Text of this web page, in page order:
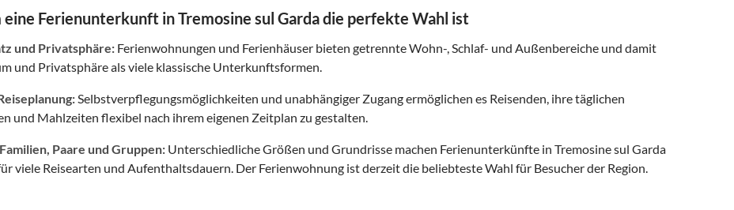
eine Ferienunterkunft in Tremosine sul Garda die perfekte Wahl ist
und Privatsphäre: Ferienwohnungen und Ferienhäuser bieten getrennte Wohn-, Schlaf- und Außenbereiche und damit
und Privatsphäre als viele klassische Unterkunftsformen.
Selbstverpflegungsmöglichkeiten und unabhängiger Zugang ermöglichen es Reisenden, ihre täglichen
und Mahlzeiten flexibel nach ihrem eigenen Zeitplan zu gestalten.
Paare und Gruppen: Unterschiedliche Größen und Grundrisse machen Ferienunterkünfte in Tremosine sul Garda
viele Reisearten und Aufenthaltsdauern. Der Ferienwohnung ist derzeit die beliebteste Wahl für Besucher der Region.